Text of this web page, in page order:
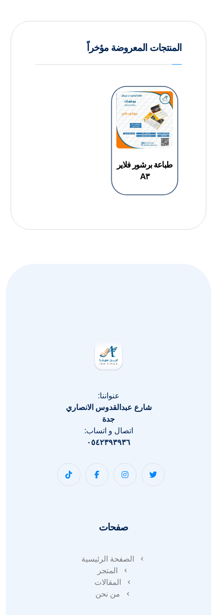
المنتجات المعروضة مؤخراً
طباعة برشور فلاير
A٣
عنواننا:
شارع عبدالقدوس الانصاري
جدة
اتصال و اتساب:
٠٥٤٢٣٩٣٩٣٦
صفحات
الصفحة الرئيسية
المتجر
المقالات
من نحن